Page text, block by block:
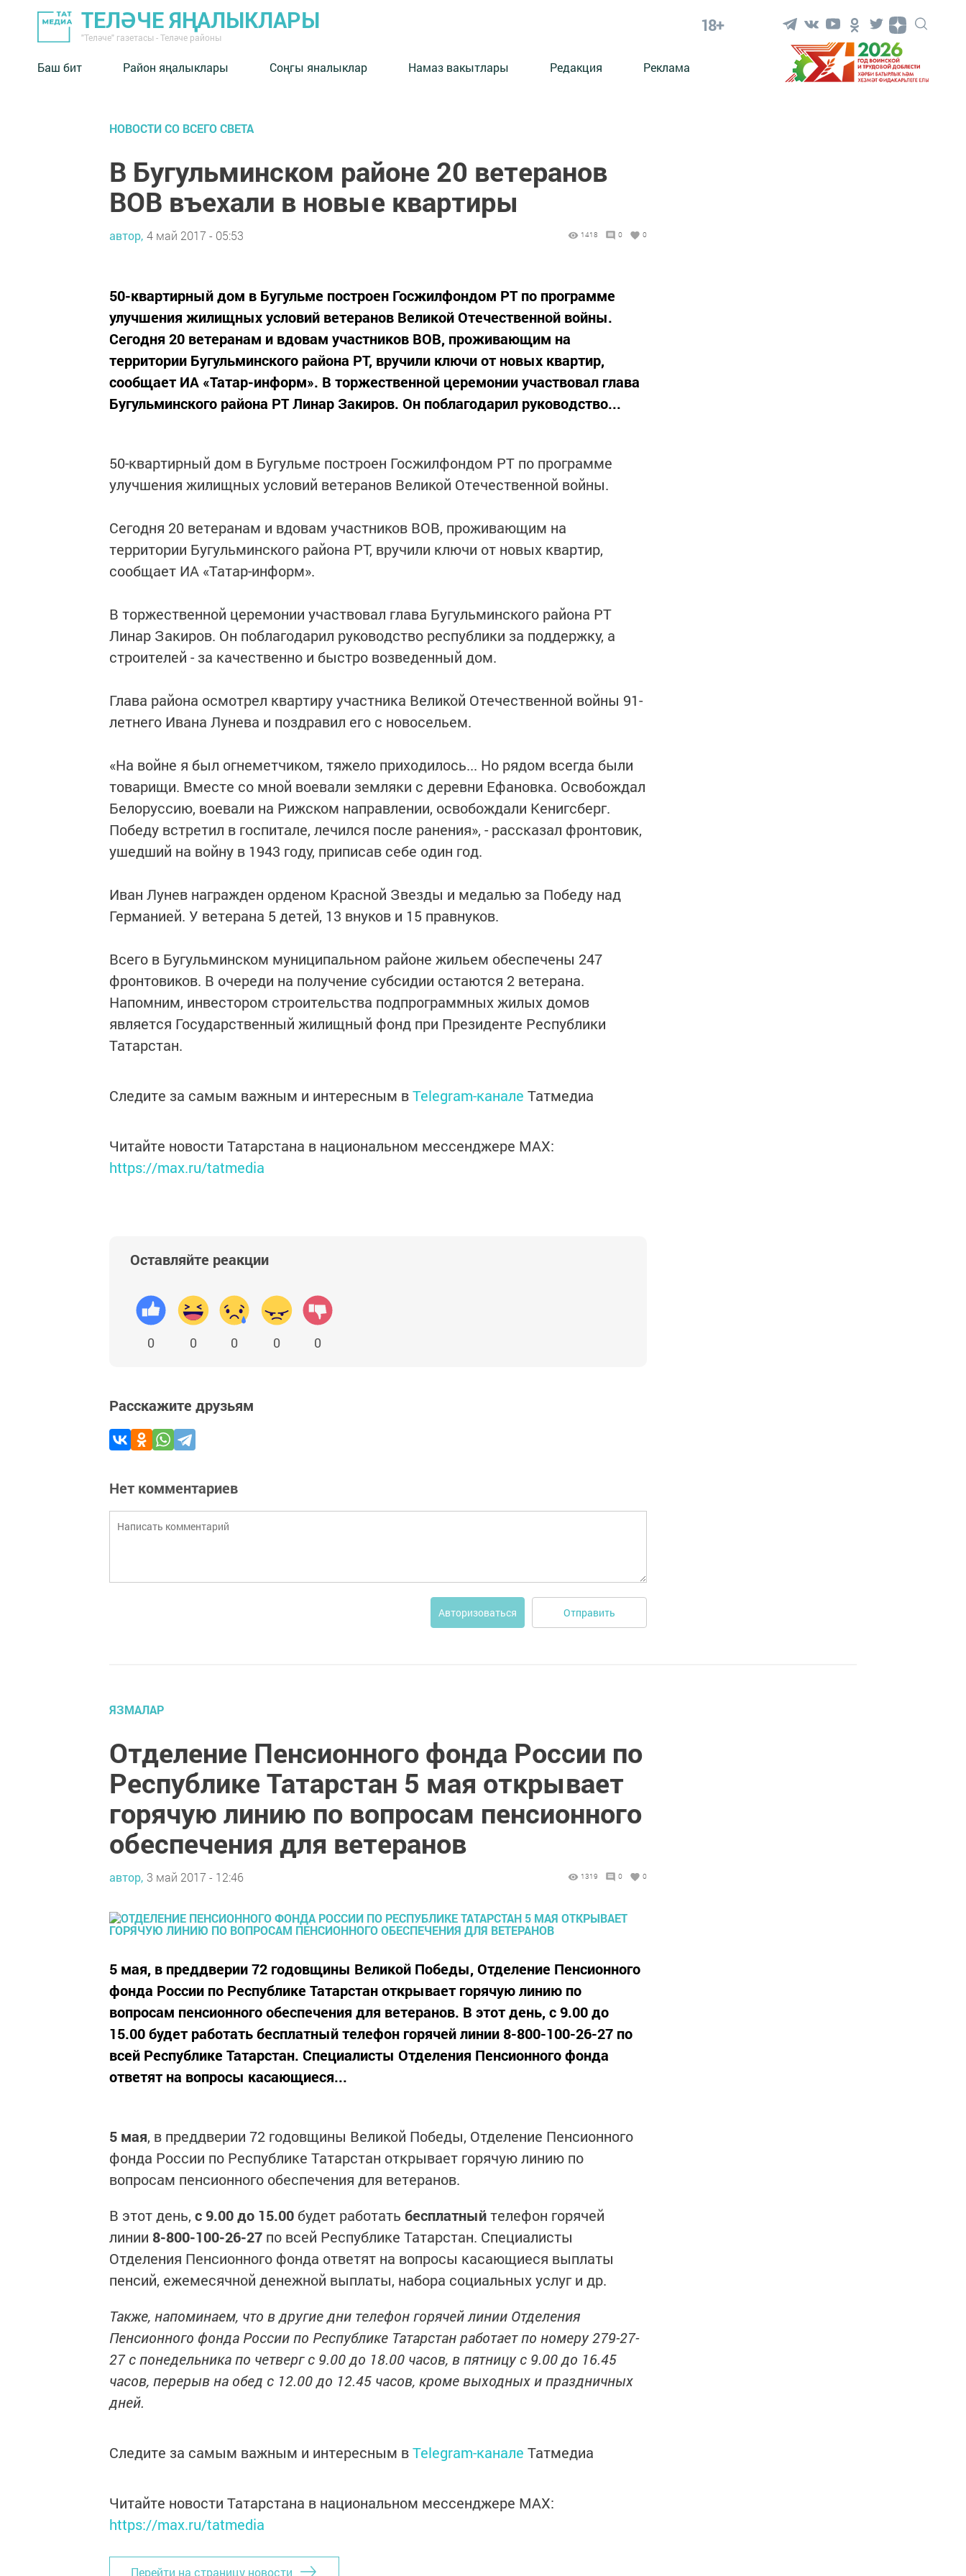
ТЕЛӘЧЕ ЯҢАЛЫКЛАРЫ
"Теләче" газетасы - Теләче районы
18+
Баш бит Район яңалыклары Соңгы яналыклар Намаз вакытлары Редакция Реклама
НОВОСТИ СО ВСЕГО СВЕТА
В Бугульминском районе 20 ветеранов
ВОВ въехали в новые квартиры
автор, 4 май 2017 - 05:53 1418 0 0
50-квартирный дом в Бугульме построен Госжилфондом РТ по программе
улучшения жилищных условий ветеранов Великой Отечественной войны.
Сегодня 20 ветеранам и вдовам участников ВОВ, проживающим на
территории Бугульминского района РТ, вручили ключи от новых квартир,
сообщает ИА «Татар-информ». В торжественной церемонии участвовал глава
Бугульминского района РТ Линар Закиров. Он поблагодарил руководство...
50-квартирный дом в Бугульме построен Госжилфондом РТ по программе
улучшения жилищных условий ветеранов Великой Отечественной войны.
Сегодня 20 ветеранам и вдовам участников ВОВ, проживающим на
территории Бугульминского района РТ, вручили ключи от новых квартир,
сообщает ИА «Татар-информ».
В торжественной церемонии участвовал глава Бугульминского района РТ
Линар Закиров. Он поблагодарил руководство республики за поддержку, а
строителей - за качественно и быстро возведенный дом.
Глава района осмотрел квартиру участника Великой Отечественной войны 91-
летнего Ивана Лунева и поздравил его с новосельем.
«На войне я был огнеметчиком, тяжело приходилось... Но рядом всегда были
товарищи. Вместе со мной воевали земляки с деревни Ефановка. Освобождал
Белоруссию, воевали на Рижском направлении, освобождали Кенигсберг.
Победу встретил в госпитале, лечился после ранения», - рассказал фронтовик,
ушедший на войну в 1943 году, приписав себе один год.
Иван Лунев награжден орденом Красной Звезды и медалью за Победу над
Германией. У ветерана 5 детей, 13 внуков и 15 правнуков.
Всего в Бугульминском муниципальном районе жильем обеспечены 247
фронтовиков. В очереди на получение субсидии остаются 2 ветерана.
Напомним, инвестором строительства подпрограммных жилых домов
является Государственный жилищный фонд при Президенте Республики
Татарстан.
Следите за самым важным и интересным вTelegram-канале Татмедиа
Читайте новости Татарстана в национальном мессенджере MАХ:
https://max.ru/tatmedia
Оставляйте реакции
0 0 0 0 0
Расскажите друзьям
Нет комментариев
Авторизоваться Отправить
ЯЗМАЛАР
Отделение Пенсионного фонда России по
Республике Татарстан 5 мая открывает
горячую линию по вопросам пенсионного
обеспечения для ветеранов
автор, 3 май 2017 - 12:46 1319 0 0
5 мая, в преддверии 72 годовщины Великой Победы, Отделение Пенсионного
фонда России по Республике Татарстан открывает горячую линию по
вопросам пенсионного обеспечения для ветеранов. В этот день, с 9.00 до
15.00 будет работать бесплатный телефон горячей линии 8-800-100-26-27 по
всей Республике Татарстан. Специалисты Отделения Пенсионного фонда
ответят на вопросы касающиеся...
5 мая, в преддверии 72 годовщины Великой Победы, Отделение Пенсионного
фонда России по Республике Татарстан открывает горячую линию по
вопросам пенсионного обеспечения для ветеранов.
В этот день, с 9.00 до 15.00 будет работать бесплатныйтелефон горячей
линии 8-800-100-26-27 по всей Республике Татарстан. Специалисты
Отделения Пенсионного фонда ответят на вопросы касающиеся выплаты
пенсий, ежемесячной денежной выплаты, набора социальных услуг и др.
Также, напоминаем, что в другие дни телефон горячей линии Отделения
Пенсионного фонда России по Республике Татарстан работает по номеру 279-27-
27 с понедельника по четверг с 9.00 до 18.00 часов, в пятницу с 9.00 до 16.45
часов, перерыв на обед с 12.00 до 12.45 часов, кроме выходных и праздничных
дней.
Следите за самым важным и интересным вTelegram-канале Татмедиа
Читайте новости Татарстана в национальном мессенджере MАХ:
https://max.ru/tatmedia
Перейти на страницу новости